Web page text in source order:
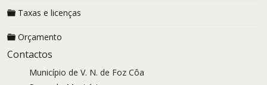
Taxas e licenças
Orçamento
Contactos
Município de V. N. de Foz Côa